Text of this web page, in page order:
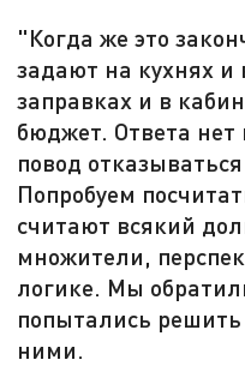
"Когда же это
задают на кухнях и
заправках и в
бюджет. Ответа нет
повод
Попробуем
считают всякий
множители,
логике. Мы
попытались решить
ними.